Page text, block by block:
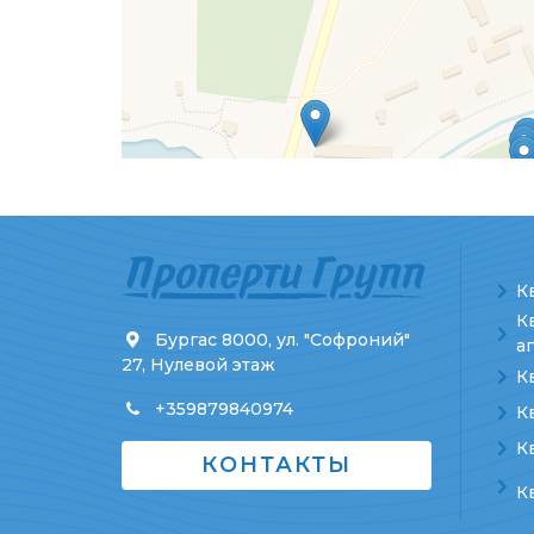
Бургас 8000, ул. "Софроний"
27, Нулевой этаж
+359879840974
КОНТАКТЫ